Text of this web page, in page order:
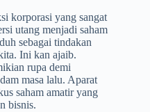
korporasi yang sangat
utang menjadi saham
sebagai tindakan
Ini kan ajaib.
rupa demi
masa lalu. Aparat
saham amatir yang
bisnis.